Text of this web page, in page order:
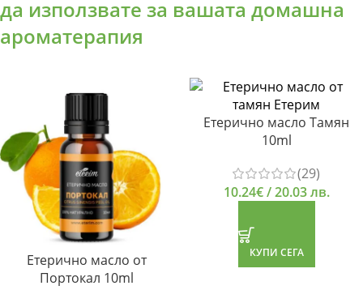
да използвате за вашата домашна
ароматерапия
Етерично масло от
Портокал 10ml
Етерично масло Тамян
10ml
(29)
10.24€/ 20.03 лв.
КУПИ СЕГА